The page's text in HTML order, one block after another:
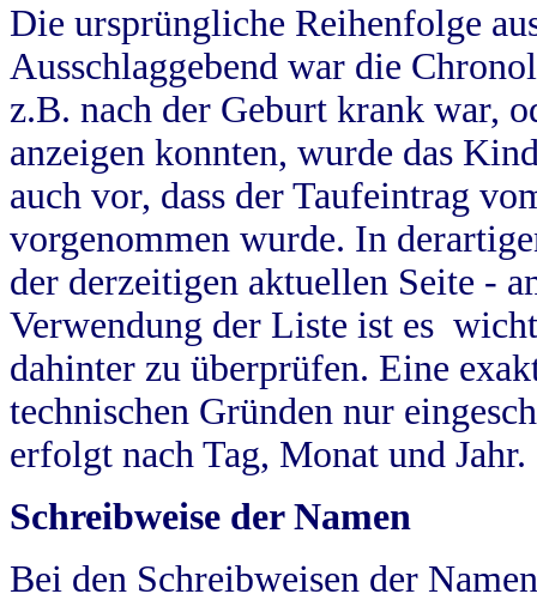
Die ursprüngliche Reihenfolge
Ausschlaggebend war die
z.B. nach der Geburt krank war,
anzeigen konnten, wurde das
auch vor, dass der Taufeintrag
vorgenommen wurde. In
der derzeitigen aktuellen Seite -
Verwendung der Liste ist es
dahinter zu überprüfen. Eine
technischen Gründen nur
erfolgt nach Tag, Monat und Jahr.
Schreibweise der Namen
Bei den Schreibweisen der